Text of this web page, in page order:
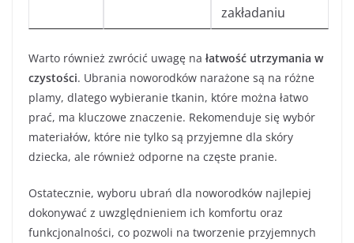
zakładaniu
Warto również zwrócić uwagę na łatwość utrzymania w
czystości. Ubrania noworodków narażone są na różne
plamy, dlatego wybieranie tkanin, które można łatwo
prać, ma kluczowe znaczenie. Rekomenduje się wybór
materiałów, które nie tylko są przyjemne dla skóry
dziecka, ale również odporne na częste pranie.
Ostatecznie, wyboru ubrań dla noworodków najlepiej
dokonywać z uwzględnieniem ich komfortu oraz
funkcjonalności, co pozwoli na tworzenie przyjemnych